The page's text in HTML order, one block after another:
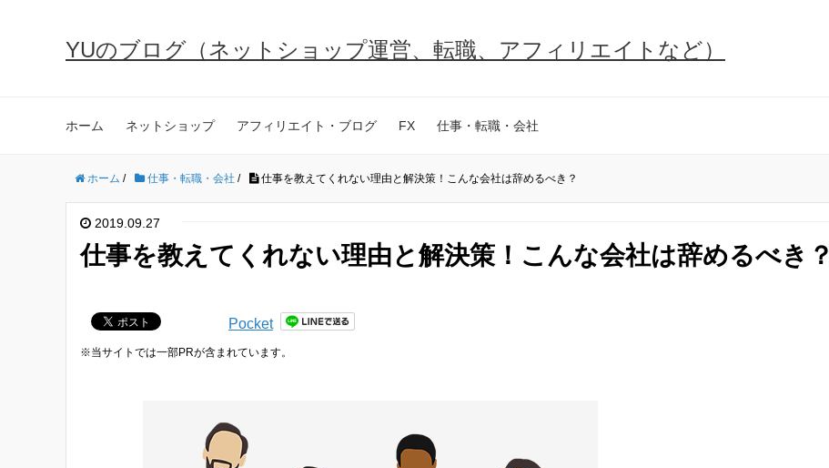
YUのブログ（ネットショップ運営、転職、アフィリエイトなど）
ホーム ネットショップ アフィリエイト・ブログ FX 仕事・転職・会社
ホーム / 仕事・転職・会社 / 仕事を教えてくれない理由と解決策！こんな会社は辞めるべき？
2019.09.27
仕事を教えてくれない理由と解決策！こんな会社は辞めるべき？
Pocket
※当サイトでは一部PRが含まれています。